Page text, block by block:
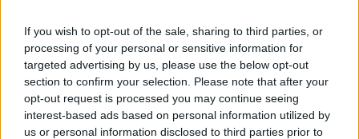
If you wish to opt-out of the sale, sharing to third parties, or
processing of your personal or sensitive information for
targeted advertising by us, please use the below opt-out
section to confirm your selection. Please note that after your
opt-out request is processed you may continue seeing
interest-based ads based on personal information utilized by
us or personal information disclosed to third parties prior to
27 Φεβρουαρίου 2026
Πάνω από 100 μωρά έχουν
γεννηθεί μέσω εξωσωματικής, με
την υποστήριξη της Be-Live